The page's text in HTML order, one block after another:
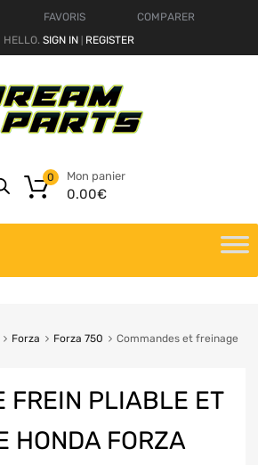
FAVORIS
COMPARER
HELLO. SIGN IN REGISTER
Mon panier
0.00€
0
Forza Forza 750 Commandes et freinage
FREIN PLIABLE ET
HONDA FORZA